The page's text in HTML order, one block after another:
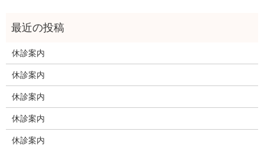
休診案内
休診案内
休診案内
休診案内
休診案内